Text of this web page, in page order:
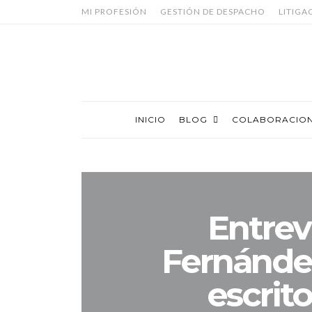
MI PROFESIÓN GESTIÓN DE DESPACHO
INICIO BLOG